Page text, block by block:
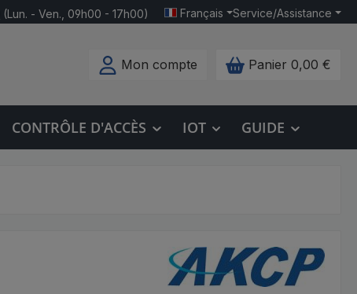
(Lun. - Ven., 09h00 - 17h00) Français Service/Assistance
Mon compte Panier 0,00 €
CONTRÔLE D'ACCÈS IOT GUIDE